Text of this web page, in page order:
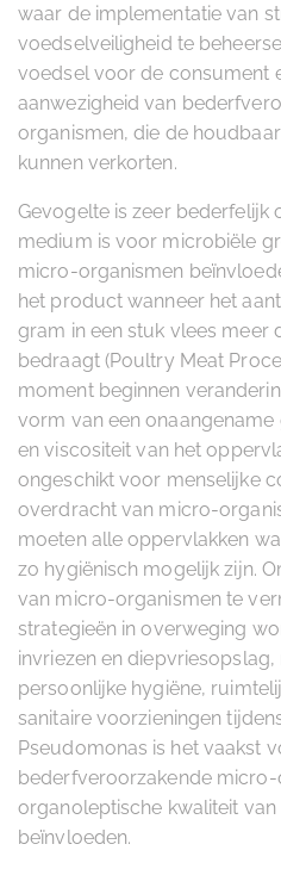
waar de implementatie van
voedselveiligheid te
voedsel voor de consument
aanwezigheid van
organismen, die de
kunnen verkorten.
Gevogelte is zeer bederfelijk
medium is voor microbiële
micro-organismen
het product wanneer het
gram in een stuk vlees meer
bedraagt (Poultry Meat
moment beginnen
vorm van een
en viscositeit van het
ongeschikt voor menselijke
overdracht van micro-
moeten alle oppervlakken
zo hygiënisch mogelijk zijn.
van micro-organismen te
strategieën in overweging
invriezen en
persoonlijke hygiëne,
sanitaire voorzieningen
Pseudomonas is het vaakst
bederfveroorzakende
organoleptische kwaliteit
beïnvloeden.